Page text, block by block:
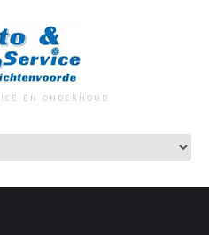
EN ONDERHOUD